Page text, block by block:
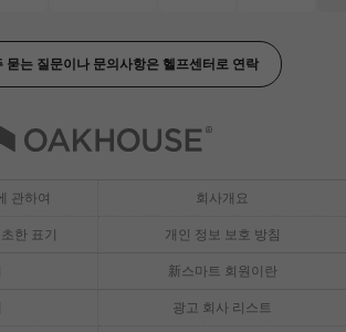
묻는 질문이나 문의사항은 헬프센터로 연락
관하여 회사개요
한 표기 개인 정보 보호 방침
新스마트 회원이란
광고 회사 리스트